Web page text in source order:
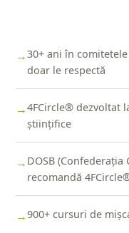
→30+ ani în
doar le respectă
→4FCircle® dezvoltat
științifice
→ DOSB
recomandă
→900+ cursuri de